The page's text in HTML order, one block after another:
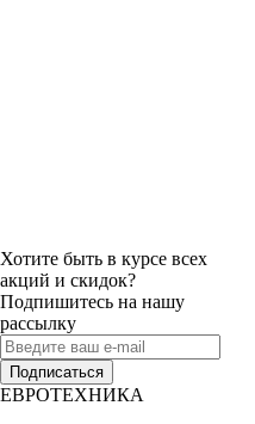
Хотите быть в курсе всех
акций и скидок?
Подпишитесь на нашу
рассылку
Подписаться
ЕВРОТЕХНИКА